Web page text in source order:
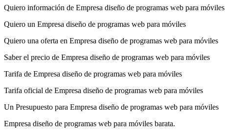
Quiero información de Empresa diseño de programas web para móviles
Quiero un Empresa diseño de programas web para móviles
Quiero una oferta en Empresa diseño de programas web para móviles
Saber el precio de Empresa diseño de programas web para móviles
Tarifa de Empresa diseño de programas web para móviles
Tarifa oficial de Empresa diseño de programas web para móviles
Un Presupuesto para Empresa diseño de programas web para móviles
Empresa diseño de programas web para móviles barata.